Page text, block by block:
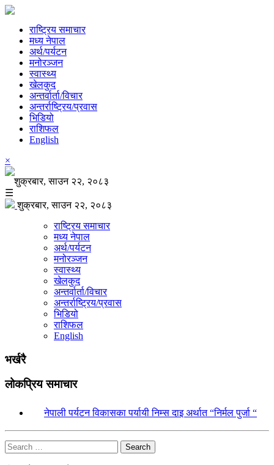
राष्ट्रिय समाचार
मध्य नेपाल
अर्थ/पर्यटन
मनोरञ्जन
स्वास्थ्य
खेलकुद
अन्तर्वार्ता/विचार
अन्तर्राष्ट्रिय/प्रवास
भिडियो
राशिफल
English
×
शुक्रबार, साउन २२, २०८३
☰
शुक्रबार, साउन २२, २०८३
राष्ट्रिय समाचार
मध्य नेपाल
अर्थ/पर्यटन
मनोरञ्जन
स्वास्थ्य
खेलकुद
अन्तर्वार्ता/विचार
अन्तर्राष्ट्रिय/प्रवास
भिडियो
राशिफल
English
भर्खरै
लोकप्रिय समाचार
नेपाली पर्यटन विकासका पर्यायी निम्स दाइ अर्थात “निर्मल पुर्जा “
Search